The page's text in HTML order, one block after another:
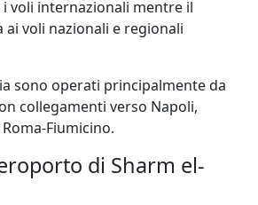
i voli internazionali mentre il
ai voli nazionali e regionali
sono operati principalmente da
collegamenti verso Napoli,
Fiumicino.
di Sharm el-